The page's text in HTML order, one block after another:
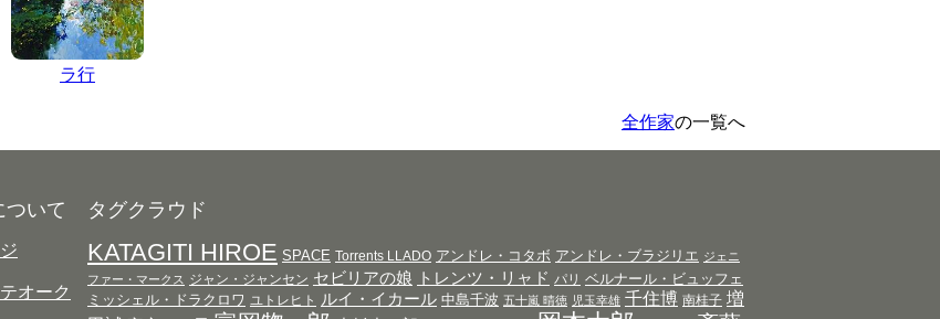
ラ行
全作家の一覧へ
ついて
オーク
タグクラウド
KATAGITI HIROE SPACE Torrents LLADO アンドレ・コタボ アンドレ・ブラジリエ ジェニ
ファー・マークス ジャン・ジャンセン セビリアの娘 トレンツ・リャド パリ ベルナール・ビュッフェ
ミッシェル・ドラクロワ ユトレヒト ルイ・イカール 中島千波 五十嵐 晴徳 児玉幸雄 千住博 南桂子 増